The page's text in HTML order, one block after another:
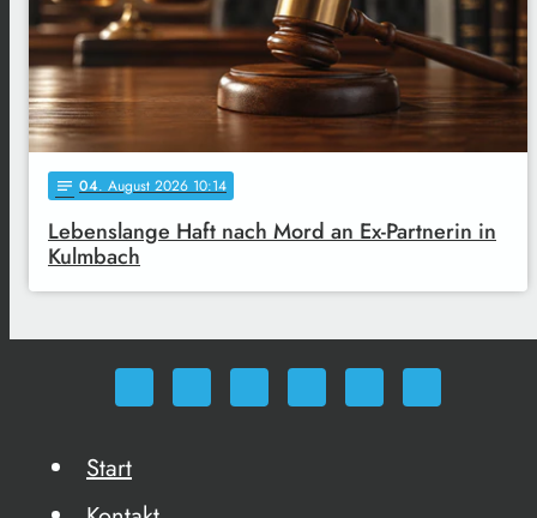
notes 04. August 2026 10:14
Lebenslange Haft nach Mord an Ex-Partnerin in
Kulmbach
Start